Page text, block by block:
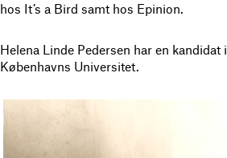
hos It’s a Bird samt hos Epinion.
Helena Linde Pedersen har en
Københavns Universitet.